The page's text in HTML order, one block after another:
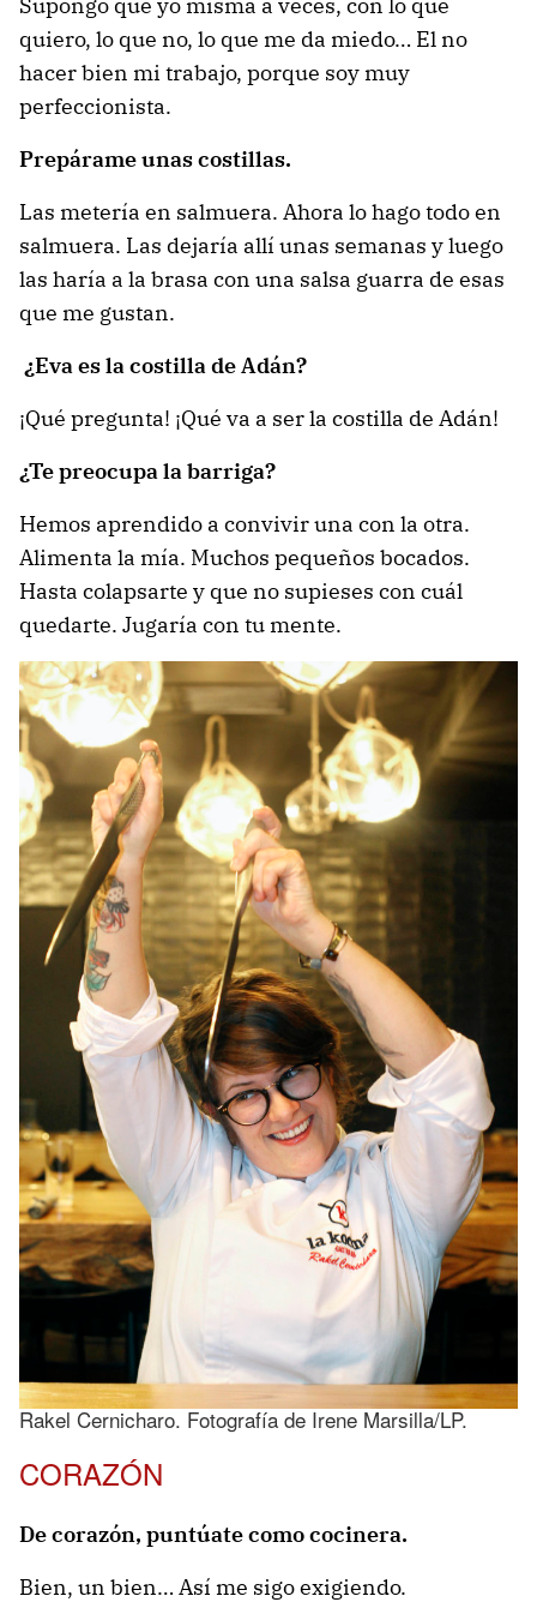
quiero, lo que no, lo que me da miedo… El no
hacer bien mi trabajo, porque soy muy
perfeccionista.
Prepárame unas costillas.
Las metería en salmuera. Ahora lo hago todo en
salmuera. Las dejaría allí unas semanas y luego
las haría a la brasa con una salsa guarra de esas
que me gustan.
¿Eva es la costilla de Adán?
¡Qué pregunta! ¡Qué va a ser la costilla de Adán!
¿Te preocupa la barriga?
Hemos aprendido a convivir una con la otra.
Alimenta la mía. Muchos pequeños bocados.
Hasta colapsarte y que no supieses con cuál
quedarte. Jugaría con tu mente.
Rakel Cernicharo. Fotografía de Irene Marsilla/LP.
CORAZÓN
De corazón, puntúate como cocinera.
Bien, un bien… Así me sigo exigiendo.